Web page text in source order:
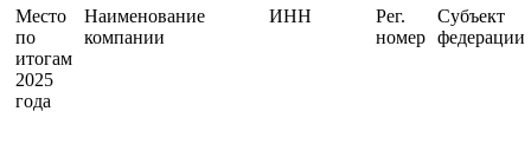
Место
по
итогам
2025
года
Наименование
компании
ИНН
Рег.
номер
Субъект
федерации